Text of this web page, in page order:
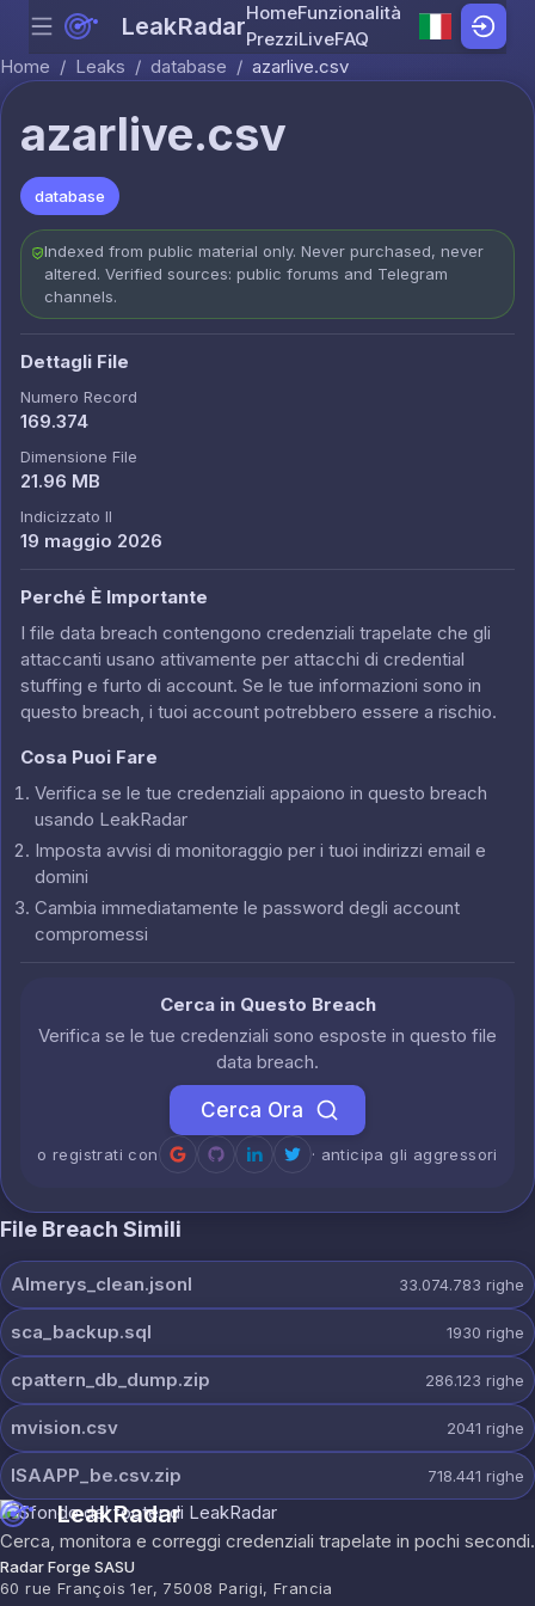
Skip to content
Menu LeakRadarHomeFunzionalità
PrezziLiveFAQ
Home / Leaks / database / azarlive.csv
azarlive.csv
database
Indexed from public material only. Never purchased, never
altered. Verified sources: public forums and Telegram
channels.
Dettagli File
Numero Record
169.374
Dimensione File
21.96 MB
Indicizzato Il
19 maggio 2026
Perché È Importante
I file data breach contengono credenziali trapelate che gli
attaccanti usano attivamente per attacchi di credential
stuffing e furto di account. Se le tue informazioni sono in
questo breach, i tuoi account potrebbero essere a rischio.
Cosa Puoi Fare
Verifica se le tue credenziali appaiono in questo breach
usando LeakRadar
Imposta avvisi di monitoraggio per i tuoi indirizzi email e
domini
Cambia immediatamente le password degli account
compromessi
Cerca in Questo Breach
Verifica se le tue credenziali sono esposte in questo file
data breach.
Cerca Ora
o registrati con · anticipa gli aggressori
File Breach Simili
Almerys_clean.jsonl 33.074.783 righe
sca_backup.sql 1930 righe
cpattern_db_dump.zip 286.123 righe
mvision.csv 2041 righe
ISAAPP_be.csv.zip 718.441 righe
LeakRadar
Cerca, monitora e correggi credenziali trapelate in pochi secondi.
Radar Forge SASU
60 rue François 1er, 75008 Parigi, Francia